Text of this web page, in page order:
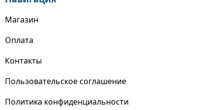
Магазин
Оплата
Контакты
Пользовательское соглашение
Политика конфиденциальности